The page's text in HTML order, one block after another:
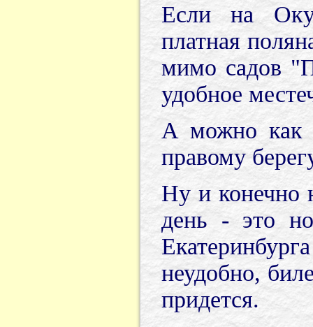
Если на
платная
мимо садов
удобное
А можно как
правому
Ну и конечно
день - это
неудобно,
придется.